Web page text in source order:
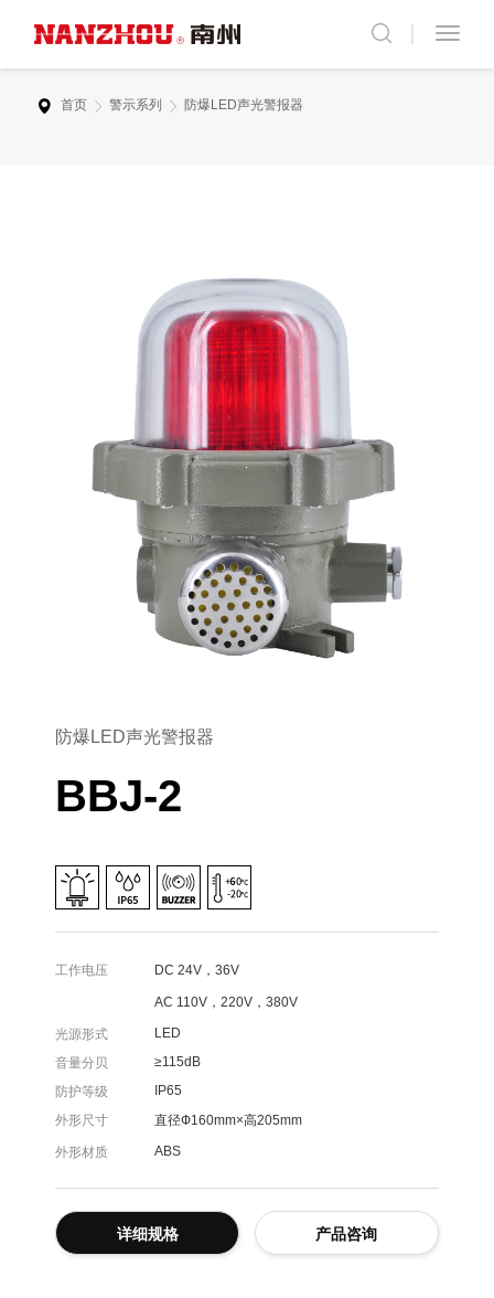
首页 警示系列 防爆LED声光警报器
防爆LED声光警报器
BBJ-2
工作电压 DC 24V，36V
AC 110V，220V，380V
光源形式
LED
音量分贝
≥115dB
防护等级
IP65
外形尺寸
直径Ф160mm×高205mm
外形材质 ABS
详细规格 产品咨询